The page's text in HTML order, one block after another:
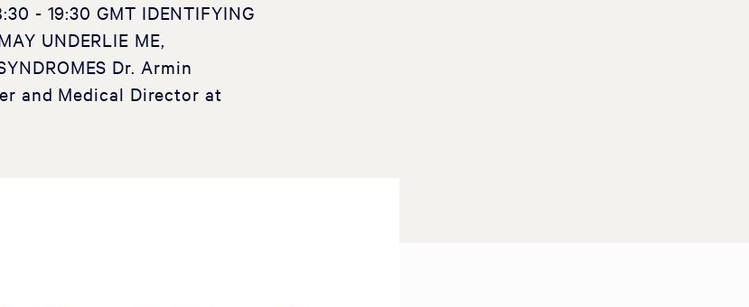
- 19:30 GMT IDENTIFYING
UNDERLIE ME,
Dr. Armin
and Medical Director at